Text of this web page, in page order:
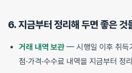
6. 지금부터 정리해 두면 좋은 것
거래 내역 보관 — 시행일 이후 취득
점·가격·수수료 내역을 지금부터 정